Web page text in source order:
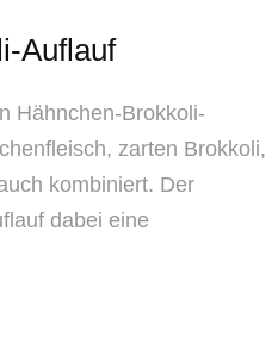
Auflauf
Hähnchen-Brokkoli-
zarten Brokkoli,
kombiniert. Der
dabei eine